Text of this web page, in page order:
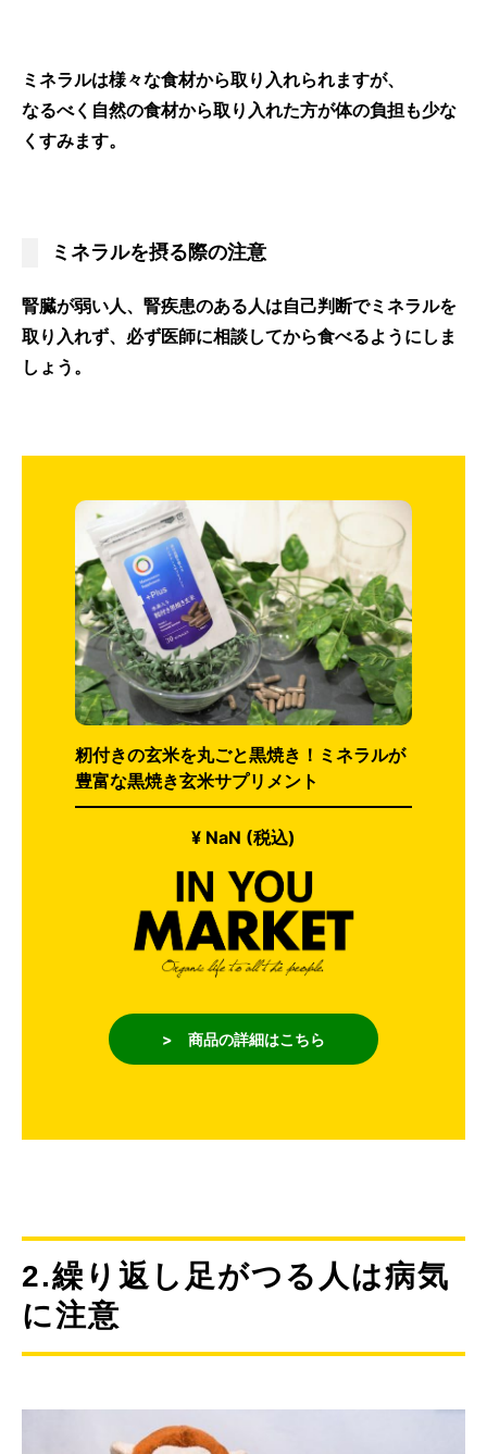
ミネラルは様々な食材から取り入れられますが、
なるべく自然の食材から取り入れた方が体の負担も少な
くすみます。
ミネラルを摂る際の注意
腎臓が弱い人、腎疾患のある人は自己判断でミネラルを
取り入れず、必ず医師に相談してから食べるようにしま
しょう。
籾付きの玄米を丸ごと黒焼き！ミネラルが
豊富な黒焼き玄米サプリメント
¥ NaN (税込)
> 商品の詳細はこちら
2.繰り返し足がつる人は病気
に注意